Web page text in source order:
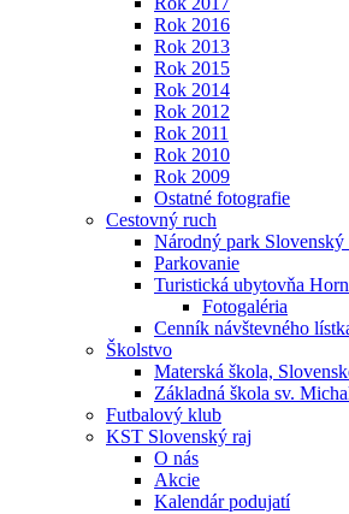
Rok 2016
Rok 2013
Rok 2015
Rok 2014
Rok 2012
Rok 2011
Rok 2010
Rok 2009
Ostatné fotografie
Cestovný ruch
Národný park Slovenský
Parkovanie
Turistická ubytovňa
Fotogaléria
Cenník návštevného
Školstvo
Materská škola,
Základná škola sv.
Futbalový klub
KST Slovenský raj
O nás
Akcie
Kalendár podujatí